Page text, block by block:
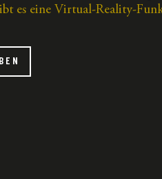
es eine Virtual-Reality-